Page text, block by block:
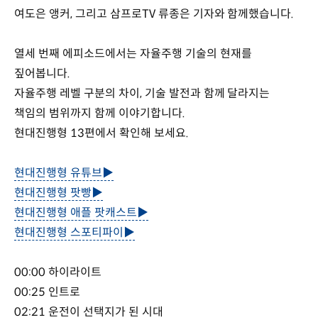
여도은 앵커‬, 그리고 삼프로TV 류종은 기자와 함께했습니다.
열세 번째 에피소드에서는 자율주행 기술의 현재를
짚어봅니다.
자율주행 레벨 구분의 차이, 기술 발전과 함께 달라지는
책임의 범위까지 함께 이야기합니다.
현대진행형 13편에서 확인해 보세요.
현대진행형 유튜브▶
현대진행형 팟빵▶
현대진행형 애플 팟캐스트▶
현대진행형 스포티파이▶
00:00 하이라이트
00:25 인트로
02:21 운전이 선택지가 된 시대